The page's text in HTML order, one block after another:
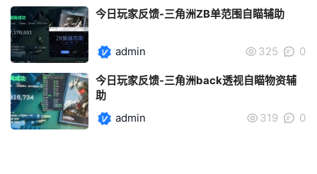
今日玩家反馈-三角洲ZB单范围自瞄辅助
admin 325 0
今日玩家反馈-三角洲back透视自瞄物资辅
助
admin
319 0